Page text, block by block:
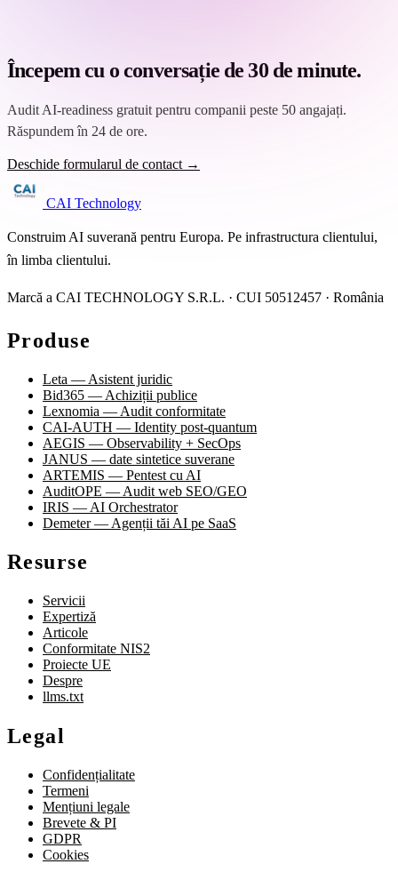
Începem cu o conversație de 30 de minute.
Audit AI-readiness gratuit pentru companii peste 50 angajați.
Răspundem în 24 de ore.
Deschide formularul de contact →
CAI Technology
Construim AI suverană pentru Europa. Pe infrastructura clientului,
în limba clientului.
Marcă a CAI TECHNOLOGY S.R.L. · CUI 50512457 · România
Produse
Leta — Asistent juridic
Bid365 — Achiziții publice
Lexnomia — Audit conformitate
CAI-AUTH — Identity post-quantum
AEGIS — Observability + SecOps
JANUS — date sintetice suverane
ARTEMIS — Pentest cu AI
AuditOPE — Audit web SEO/GEO
IRIS — AI Orchestrator
Demeter — Agenții tăi AI pe SaaS
Resurse
Servicii
Expertiză
Articole
Conformitate NIS2
Proiecte UE
Despre
llms.txt
Legal
Confidențialitate
Termeni
Mențiuni legale
Brevete & PI
GDPR
Cookies